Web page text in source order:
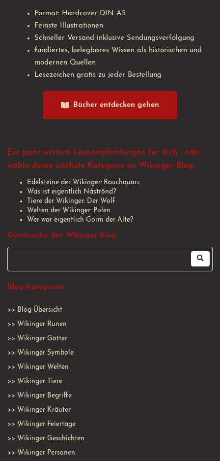
Format: Hardcover DIN A5
Feinste Illustrationen
Schneller Versand inklusive Sendungsverfolgung
fundiertes, belegbares Wissen als historischen und
modernen Quellen
Lesezeichen gratis zu jeder Bestellung
Bücher entdecken gehen
Ein paar weitere Leseempfehlungen für dich - oder
wähle deine nächste Kategorie im Wikinger Blog:
Edelsteine der Wikinger: Rauchquarz
Was ist eigentlich Náströnd?
Tiere der Wikinger: Der Wolf
Welten der Wikinger: Polen
Wer war eigentlich Gorm der Alte?
Durchsuche den Wikinger Blog
Blog Kategorien
>> Blog Übersicht
>> Wikinger Runen
>> Wikinger Götter
>> Wikinger Symbole
>> Wikinger Welten
>> Wikinger Tiere
>> Wikinger Begriffe
>> Wikinger Kräuter
>> Wikinger Feiertage
>> Wikinger Geschichten
>> Wikinger Personen